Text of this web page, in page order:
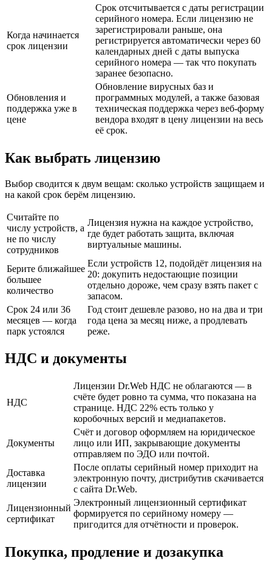
Когда начинается
срок лицензии
Срок отсчитывается с даты регистрации
серийного номера. Если лицензию не
зарегистрировали раньше, она
регистрируется автоматически через 60
календарных дней с даты выпуска
серийного номера — так что покупать
заранее безопасно.
Обновления и
поддержка уже в
цене
Обновление вирусных баз и
программных модулей, а также базовая
техническая поддержка через веб-форму
вендора входят в цену лицензии на весь
её срок.
Как выбрать лицензию
Выбор сводится к двум вещам: сколько устройств защищаем и
на какой срок берём лицензию.
Считайте по
числу устройств, а
не по числу
сотрудников
Лицензия нужна на каждое устройство,
где будет работать защита, включая
виртуальные машины.
Берите ближайшее
большее
количество
Если устройств 12, подойдёт лицензия на
20: докупить недостающие позиции
отдельно дороже, чем сразу взять пакет с
запасом.
Срок 24 или 36
месяцев — когда
парк устоялся
Год стоит дешевле разово, но на два и три
года цена за месяц ниже, а продлевать
реже.
НДС и документы
НДС
Лицензии Dr.Web НДС не облагаются — в
счёте будет ровно та сумма, что показана на
странице. НДС 22% есть только у
коробочных версий и медиапакетов.
Документы
Счёт и договор оформляем на юридическое
лицо или ИП, закрывающие документы
отправляем по ЭДО или почтой.
Доставка
лицензии
После оплаты серийный номер приходит на
электронную почту, дистрибутив скачивается
с сайта Dr.Web.
Лицензионный
сертификат
Электронный лицензионный сертификат
формируется по серийному номеру —
пригодится для отчётности и проверок.
Покупка, продление и дозакупка